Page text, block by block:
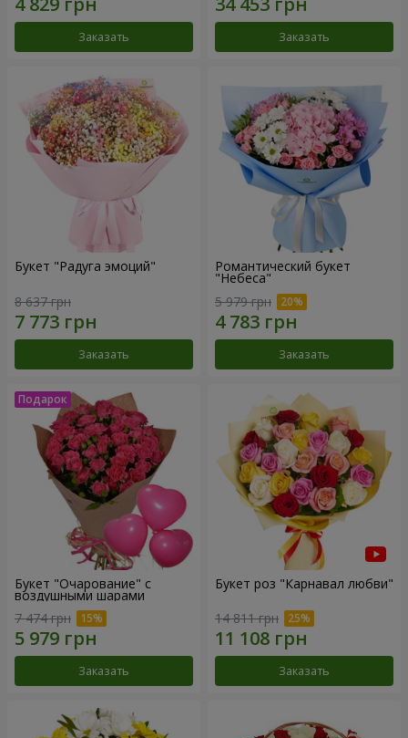
Заказать Заказать
Букет "Радуга эмоций"
8 637 грн
Заказать
Романтический букет
"Небеса"
5 979 грн
Заказать
Букет "Очарование" с
воздушными шарами
7 474 грн
Заказать
Букет роз "Карнавал любви"
14 811 грн
Заказать